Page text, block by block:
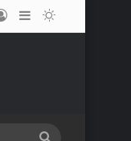
Log InSidebarSwitch skin